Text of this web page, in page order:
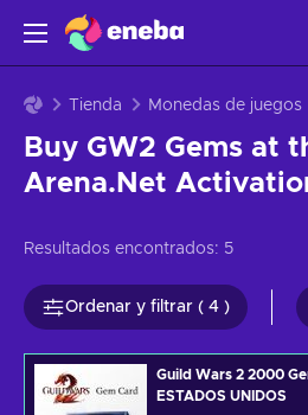
Tienda Monedas de juegos
Buy GW2 Gems at
Arena.Net
Resultados encontrados: 5
Ordenar y filtrar ( 4 )
Guild Wars 2 2000
ESTADOS UNIDOS